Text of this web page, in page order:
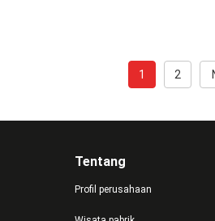
1 2
Tentang
Profil perusahaan